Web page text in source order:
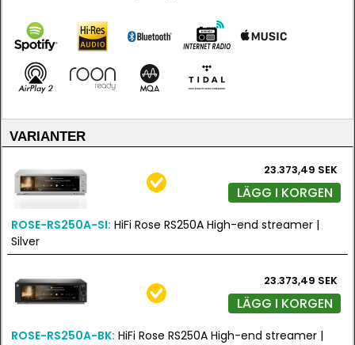
VARIANTER
23.373,49 SEK
LÄGG I KORGEN
ROSE-RS250A-SI: HiFi Rose RS250A High-end streamer |
Silver
23.373,49 SEK
LÄGG I KORGEN
ROSE-RS250A-BK: HiFi Rose RS250A High-end streamer |